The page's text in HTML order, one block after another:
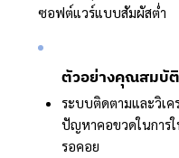
ซอฟต์แวร์แบบสัมผัสต่ำ
ตัวอย่างคุณสมบั
ระบบติดตามและวิเ
ปัญหาคอขวดในการใ
รอคอย